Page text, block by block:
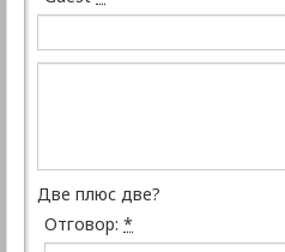
Две плюс две?
Отговор: *